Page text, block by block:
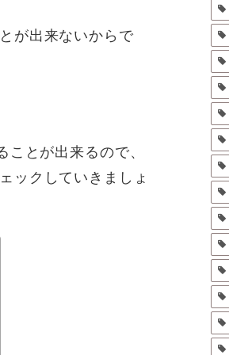
が出来ないからで
とが出来るので、
ックしていきましょ